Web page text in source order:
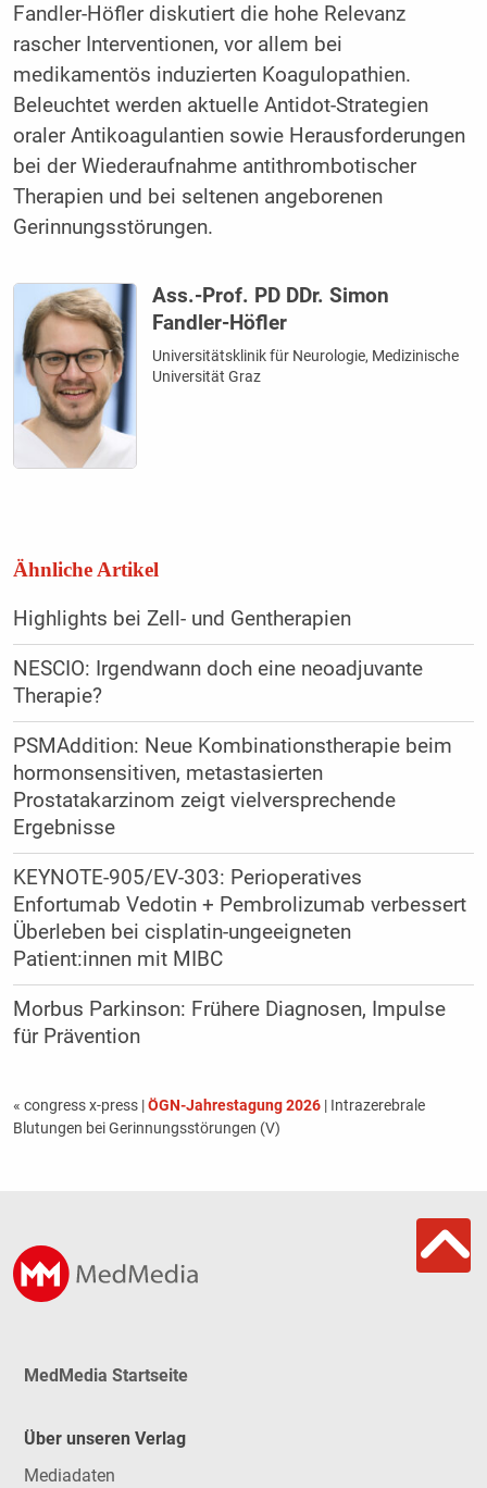
Fandler-Höfler diskutiert die hohe Relevanz
rascher Interventionen, vor allem bei
medikamentös induzierten Koagulopathien.
Beleuchtet werden aktuelle Antidot-Strategien
oraler Antikoagulantien sowie Herausforderungen
bei der Wiederaufnahme antithrombotischer
Therapien und bei seltenen angeborenen
Gerinnungsstörungen.
Ass.-Prof. PD DDr. Simon
Fandler-Höfler
Universitätsklinik für Neurologie, Medizinische
Universität Graz
Ähnliche Artikel
Highlights bei Zell- und Gentherapien
NESCIO: Irgendwann doch eine neoadjuvante
Therapie?
PSMAddition: Neue Kombinationstherapie beim
hormonsensitiven, metastasierten
Prostatakarzinom zeigt vielversprechende
Ergebnisse
KEYNOTE-905/EV-303: Perioperatives
Enfortumab Vedotin + Pembrolizumab verbessert
Überleben bei cisplatin-ungeeigneten
Patient:innen mit MIBC
Morbus Parkinson: Frühere Diagnosen, Impulse
für Prävention
« congress x-press |ÖGN-Jahrestagung 2026| Intrazerebrale
Blutungen bei Gerinnungsstörungen (V)
MedMedia Startseite
Über unseren Verlag
Mediadaten